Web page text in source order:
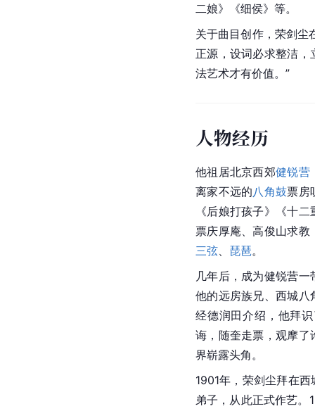
二娘》《细侯》等。
关于曲目创作，荣剑尘
正源，设词必求整洁
法艺术才有价值。”
人物经历
他祖居北京西郊健锐营
离家不远的八角鼓票房
《后娘打孩子》《十
票庆厚庵、高俊山求教
三弦
琵琶。
几年后，成为健锐营一
他的远房族兄、西城八
经德润田介绍，他拜
诲，随奎走票，观摩了
界崭露头角。
1901年，荣剑尘拜在
弟子，从此正式作艺